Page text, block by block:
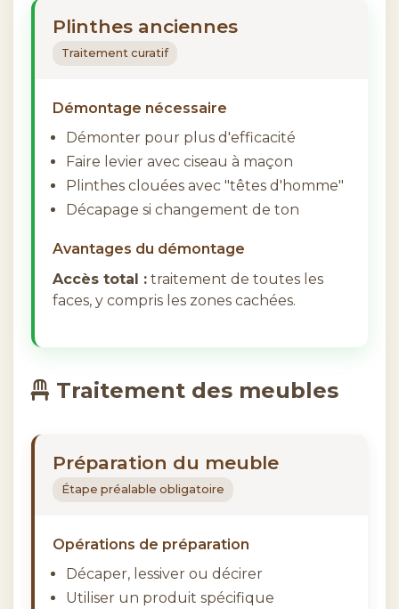
Plinthes anciennes
Traitement curatif
Démontage nécessaire
Démonter pour plus d'efficacité
Faire levier avec ciseau à maçon
Plinthes clouées avec "têtes d'homme"
Décapage si changement de ton
Avantages du démontage
Accès total : traitement de toutes les
faces, y compris les zones cachées.
Traitement des meubles
Préparation du meuble
Étape préalable obligatoire
Opérations de préparation
Décaper, lessiver ou décirer
Utiliser un produit spécifique